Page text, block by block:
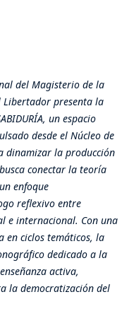
del Magisterio de la
Libertador presenta la
un espacio
desde el Núcleo de
dinamizar la producción
conectar la teoría
enfoque
reflexivo entre
e internacional. Con una
en ciclos temáticos, la
dedicado a la
activa,
la democratización del